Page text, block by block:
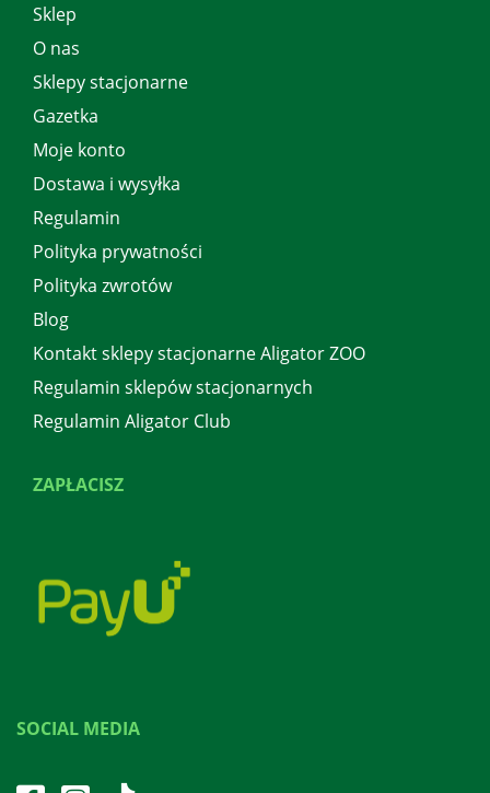
Sklep
O nas
Sklepy stacjonarne
Gazetka
Moje konto
Dostawa i wysyłka
Regulamin
Polityka prywatności
Polityka zwrotów
Blog
Kontakt sklepy stacjonarne Aligator ZOO
Regulamin sklepów stacjonarnych
Regulamin Aligator Club
ZAPŁACISZ
SOCIAL MEDIA